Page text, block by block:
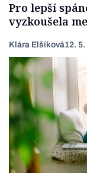
Pro lepší
vyzkoušela
Klára Elšíková12.